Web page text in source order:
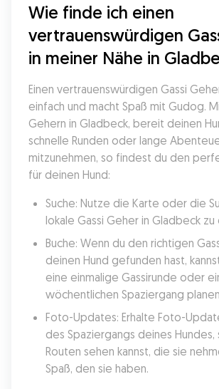
Wie finde ich einen
vertrauenswürdigen
in meiner Nähe in
Einen vertrauenswürdigen Gassi
einfach und macht Spaß mit Gudog.
Gehern in Gladbeck, bereit deinen
schnelle Runden oder lange
mitzunehmen, so findest du den
für deinen Hund:
Suche: Nutze die Karte oder die
lokale Gassi Geher in Gladbeck
Buche: Wenn du den richtigen
deinen Hund gefunden hast,
eine einmalige Gassirunde oder
wöchentlichen Spaziergang
Foto-Updates: Erhalte Foto-
des Spaziergangs deines Hundes,
Routen sehen kannst, die sie
Spaß, den sie haben.